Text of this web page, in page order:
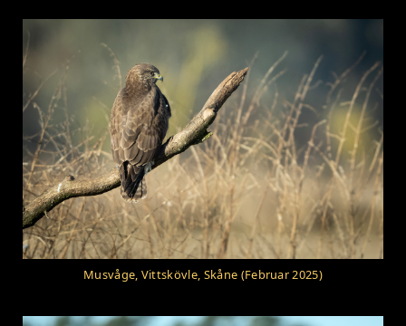
Musvåge, Vittskövle, Skåne (Februar 2025)